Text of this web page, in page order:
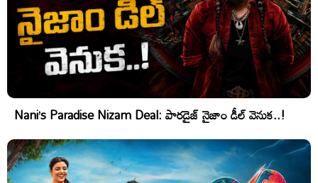
Nani’s Paradise Nizam Deal: పారడైజ్ నైజాం డీల్ వెనుక..!